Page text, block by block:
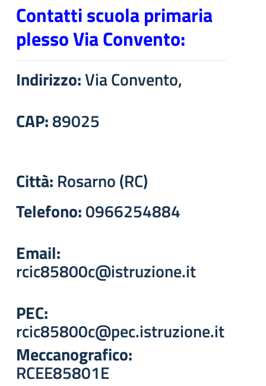
Contatti scuola primaria
plesso Via Convento:
Indirizzo:Via Convento,
CAP:89025
Città: Rosarno (RC)
Telefono:0966254884
Email:
rcic85800c@istruzione.it
PEC:
rcic85800c@pec.istruzione.it
Meccanografico:
RCEE85801E